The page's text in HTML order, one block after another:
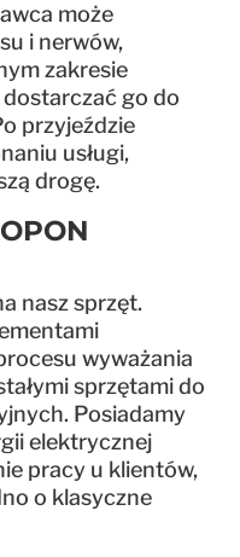
może
i nerwów,
zakresie
dostarczać go do
przyjeździe
usługi,
drogę.
nasz sprzęt.
wyważania
sprzętami do
Posiadamy
elektrycznej
pracy u klientów,
o klasyczne